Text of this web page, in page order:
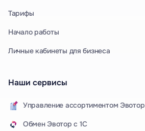
Тарифы
Начало работы
Личные кабинеты для бизнеса
Наши сервисы
Управление ассортиментом Эвотор
Обмен Эвотор с 1С